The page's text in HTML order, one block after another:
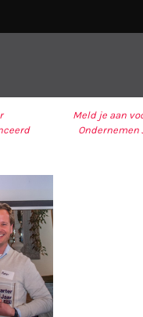
Meld je aan
Ondernemen